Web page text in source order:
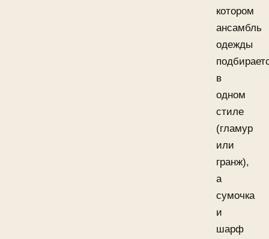
котором
ансамбль
одежды
в
одном
стиле
(гламур
или
гранж),
а
сумочка
и
шарф